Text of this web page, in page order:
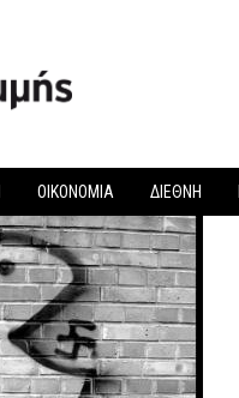
ΟΙΚΟΝΟΜΙΑ ΔΙΕΘΝΗ